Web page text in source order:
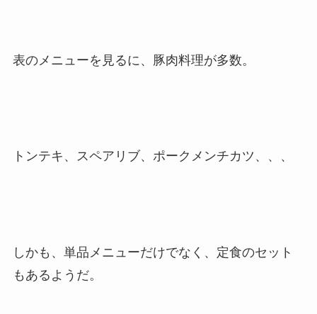
表のメニューを見るに、豚肉料理が多数。
トンテキ、スペアリブ、ポークメンチカツ、、、
しかも、単品メニューだけでなく、定食のセット
もあるようだ。